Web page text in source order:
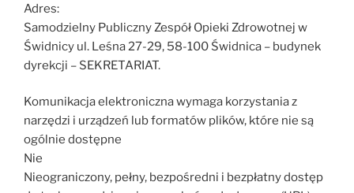
Adres:
Samodzielny Publiczny Zespół Opieki Zdrowotnej w
Świdnicy ul. Leśna 27-29, 58-100 Świdnica – budynek
dyrekcji – SEKRETARIAT.
Komunikacja elektroniczna wymaga korzystania z
narzędzi i urządzeń lub formatów plików, które nie są
ogólnie dostępne
Nie
Nieograniczony, pełny, bezpośredni i bezpłatny dostęp